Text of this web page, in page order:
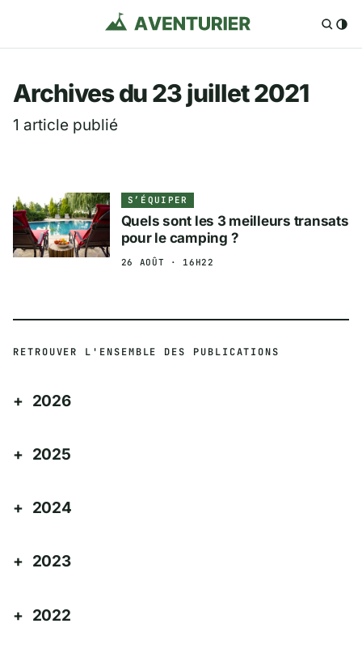
Aventurier.fr —
Archives du 23 juillet 2021
1 article publié
S’ÉQUIPER
Quels sont les 3 meilleurs transats
pour le camping ?
26 AOÛT · 16H22
RETROUVER L'ENSEMBLE DES PUBLICATIONS
2026
2025
2024
2023
2022